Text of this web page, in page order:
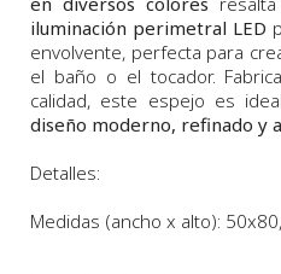
iluminación perimetral LED
envolvente, perfecta para
el baño o el tocador.
calidad, este espejo es
diseño moderno, refinado y
Detalles:
Medidas (ancho x alto):